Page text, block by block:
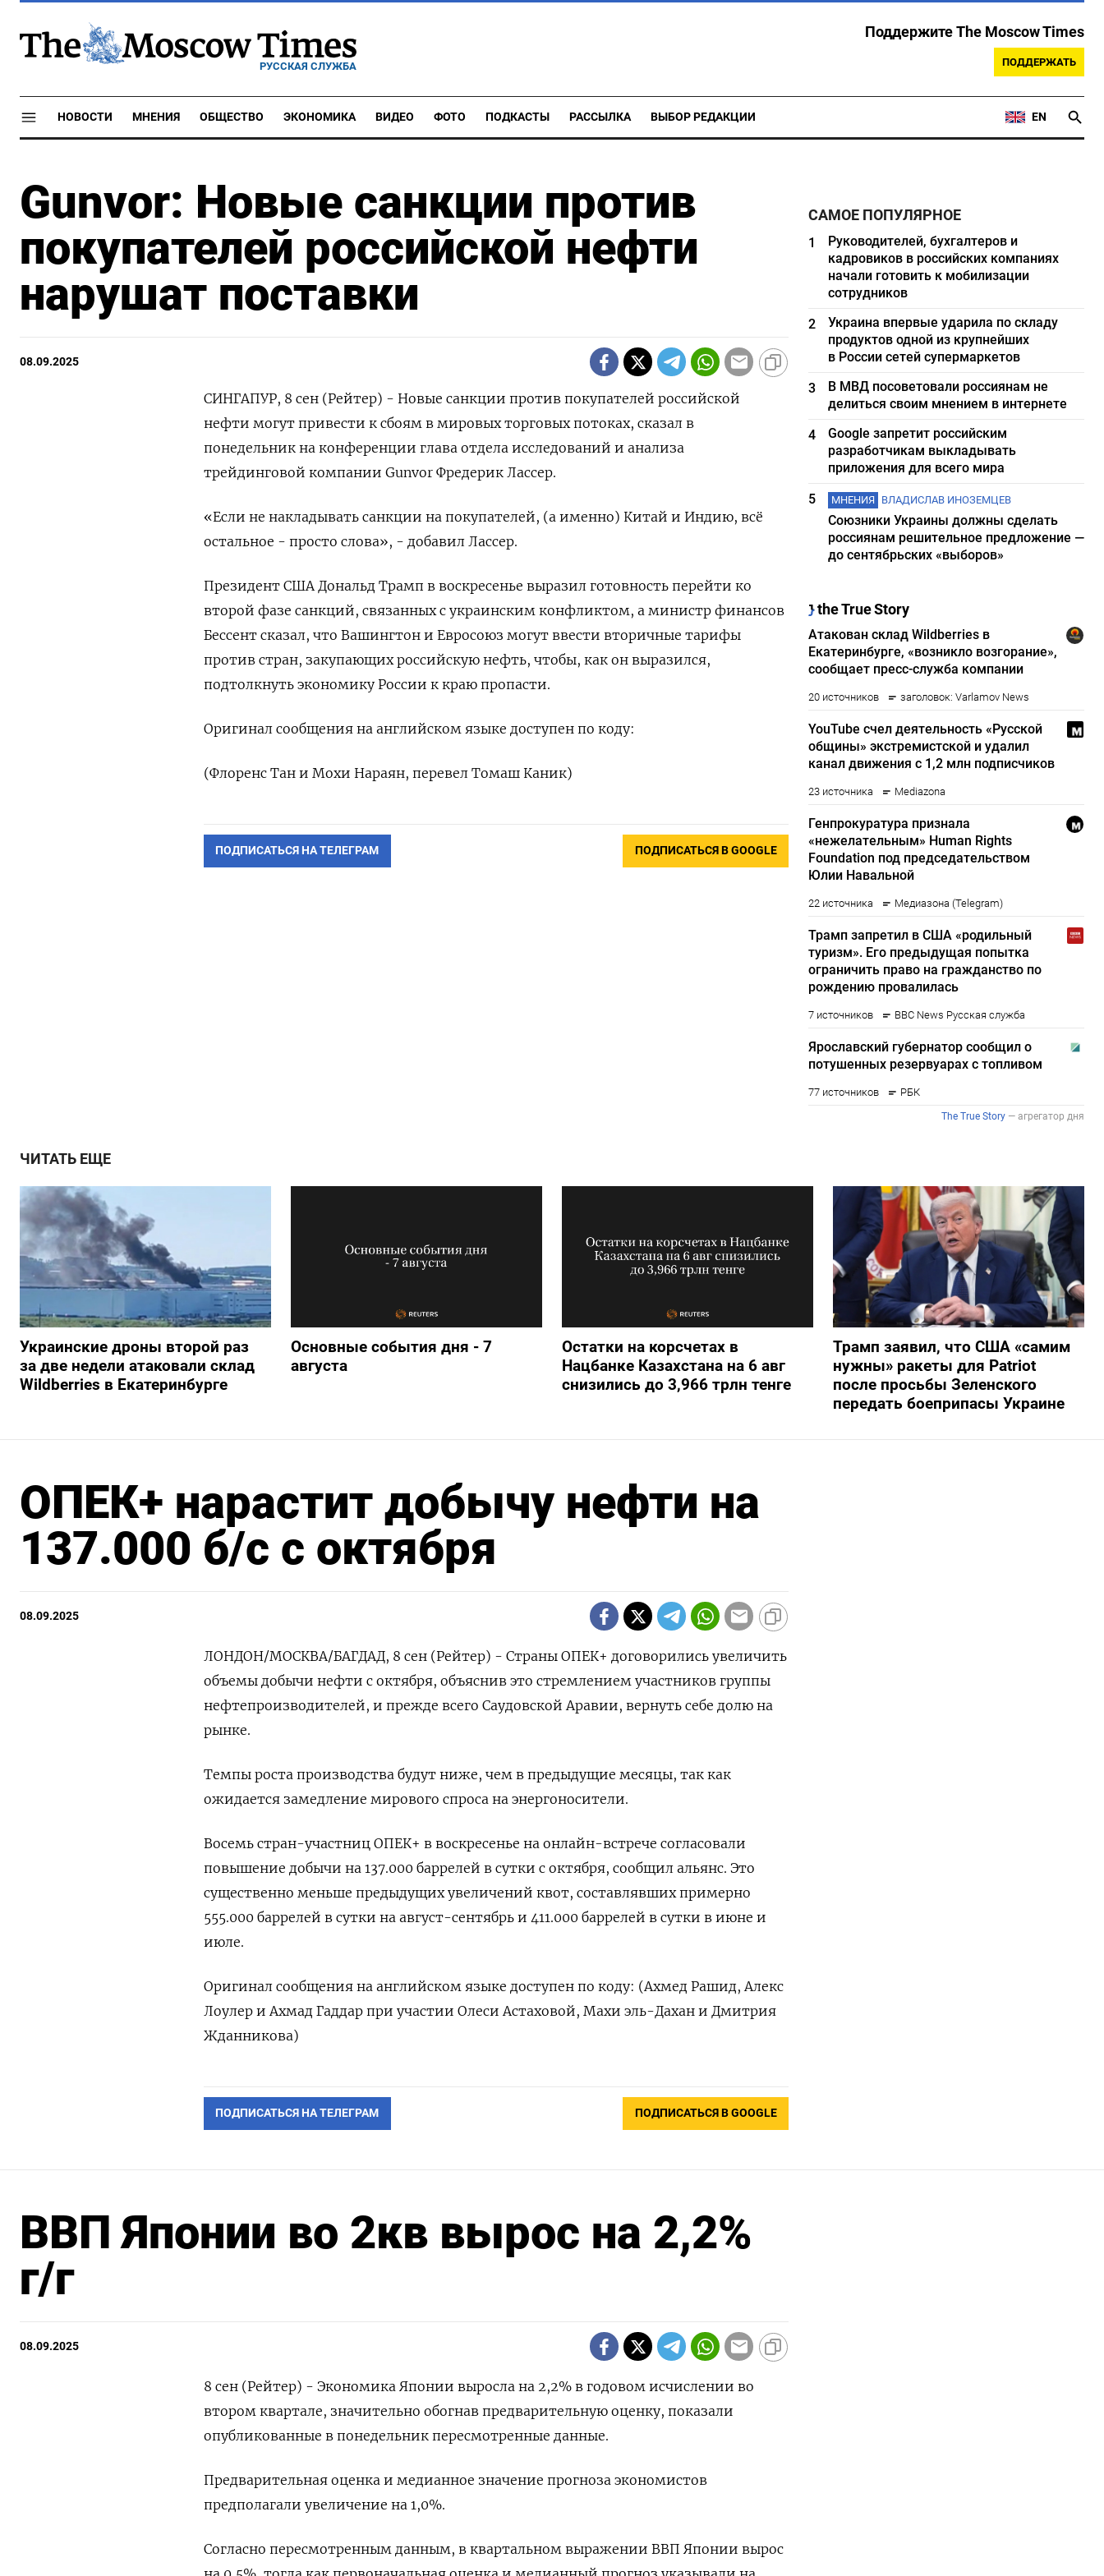
РУССКАЯ СЛУЖБА
Поддержите The Moscow Times
ПОДДЕРЖАТЬ
НОВОСТИ МНЕНИЯ ОБЩЕСТВО ЭКОНОМИКА ВИДЕО ФОТО ПОДКАСТЫ РАССЫЛКА ВЫБОР РЕДАКЦИИ EN
Gunvor: Новые санкции против
покупателей российской нефти
нарушат поставки
08.09.2025
СИНГАПУР, 8 сен (Рейтер) - Новые санкции против покупателей российской
нефти могут привести к сбоям в мировых торговых потоках, сказал в
понедельник на конференции глава отдела исследований и анализа
трейдинговой компании Gunvor Фредерик Лассер.
«Если не накладывать санкции на покупателей, (а именно) Китай и Индию, всё
остальное - просто слова», - добавил Лассер.
Президент США Дональд Трамп в воскресенье выразил готовность перейти ко
второй фазе санкций, связанных с украинским конфликтом, а министр финансов
Бессент сказал, что Вашингтон и Евросоюз могут ввести вторичные тарифы
против стран, закупающих российскую нефть, чтобы, как он выразился,
подтолкнуть экономику России к краю пропасти.
Оригинал сообщения на английском языке доступен по коду:
(Флоренс Тан и Мохи Нараян, перевел Томаш Каник)
ПОДПИСАТЬСЯ НА ТЕЛЕГРАМ ПОДПИСАТЬСЯ В GOOGLE
САМОЕ ПОПУЛЯРНОЕ
1
Руководителей, бухгалтеров и
кадровиков в российских компаниях
начали готовить к мобилизации
сотрудников
2
Украина впервые ударила по складу
продуктов одной из крупнейших
в России сетей супермаркетов
3
В МВД посоветовали россиянам не
делиться своим мнением в интернете
4
Google запретит российским
разработчикам выкладывать
приложения для всего мира
5
МНЕНИЯ ВЛАДИСЛАВ ИНОЗЕМЦЕВ
Союзники Украины должны сделать
россиянам решительное предложение —
до сентябрьских «выборов»
ЧИТАТЬ ЕЩЕ
Украинские дроны второй раз
за две недели атаковали склад
Wildberries в Екатеринбурге
Основные события дня - 7
августа
Остатки на корсчетах в
Нацбанке Казахстана на 6 авг
снизились до 3,966 трлн тенге
Трамп заявил, что США «самим
нужны» ракеты для Patriot
после просьбы Зеленского
передать боеприпасы Украине
ОПЕК+ нарастит добычу нефти на
137.000 б/c с октября
08.09.2025
ЛОНДОН/МОСКВА/БАГДАД, 8 сен (Рейтер) - Страны ОПЕК+ договорились увеличить
объемы добычи нефти с октября, объяснив это стремлением участников группы
нефтепроизводителей, и прежде всего Саудовской Аравии, вернуть себе долю на
рынке.
Темпы роста производства будут ниже, чем в предыдущие месяцы, так как
ожидается замедление мирового спроса на энергоносители.
Восемь стран-участниц ОПЕК+ в воскресенье на онлайн-встрече согласовали
повышение добычи на 137.000 баррелей в сутки с октября, сообщил альянс. Это
существенно меньше предыдущих увеличений квот, составлявших примерно
555.000 баррелей в сутки на август-сентябрь и 411.000 баррелей в сутки в июне и
июле.
Оригинал сообщения на английском языке доступен по коду: (Ахмед Рашид, Алекс
Лоулер и Ахмад Гаддар при участии Олеси Астаховой, Махи эль-Дахан и Дмитрия
Жданникова)
ПОДПИСАТЬСЯ НА ТЕЛЕГРАМ ПОДПИСАТЬСЯ В GOOGLE
ВВП Японии во 2кв вырос на 2,2%
г/г
08.09.2025
8 сен (Рейтер) - Экономика Японии выросла на 2,2% в годовом исчислении во
втором квартале, значительно обогнав предварительную оценку, показали
опубликованные в понедельник пересмотренные данные.
Предварительная оценка и медианное значение прогноза экономистов
предполагали увеличение на 1,0%.
Согласно пересмотренным данным, в квартальном выражении ВВП Японии вырос